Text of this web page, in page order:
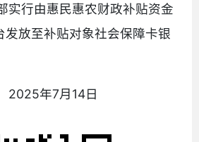
实行由惠民惠农财政补贴资金
发放至补贴对象社会保障卡银
2025年7月14日